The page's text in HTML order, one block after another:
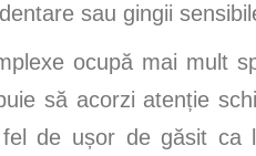
sau gingii
ocupă mai mult
să acorzi atenție
de ușor de găsit ca